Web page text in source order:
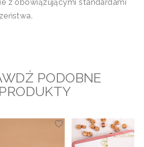
z obowiązującymi standardami
PODOBNE
PRODUKTY